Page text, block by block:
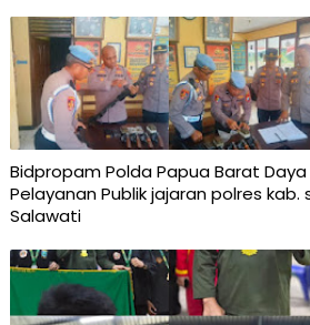
Bidpropam Polda Papua Barat Daya
Pelayanan Publik jajaran polres kab.
Salawati